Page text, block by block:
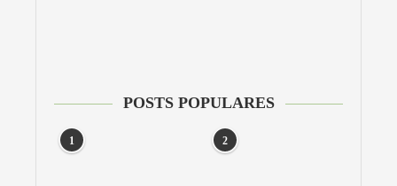
POSTS POPULARES
1 2